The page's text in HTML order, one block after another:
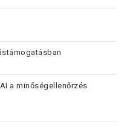
a minőségellenőrzés